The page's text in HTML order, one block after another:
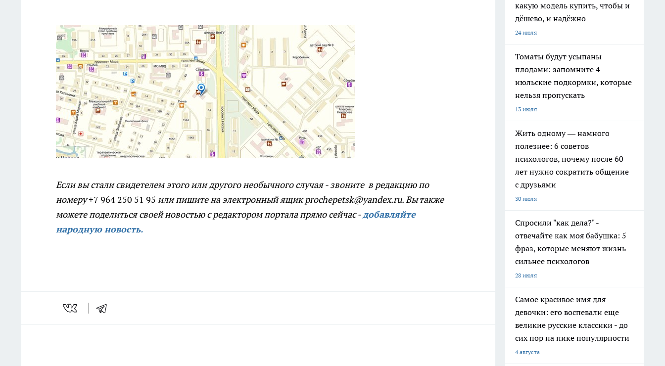
Если вы стали свидетелем этого или другого необычного случая - звоните в редакцию по
номеру+7 964 250 51 95 или пишите на электронный ящик prochepetsk@yandex.ru. Вы также
можете поделиться своей новостью с редактором портала прямо сейчас -добавляйте
народную новость.
какую модель купить, чтобы и
дёшево, и надёжно
24 июля
Томаты будут усыпаны
плодами: запомните 4
июльские подкормки, которые
нельзя пропускать
13 июля
Жить одному — намного
полезнее: 6 советов
психологов, почему после 60
лет нужно сократить общение
с друзьями
30 июля
Спросили "как дела?" -
отвечайте как моя бабушка: 5
фраз, которые меняют жизнь
сильнее психологов
28 июля
Самое красивое имя для
девочки: его воспевали еще
великие русские классики - до
сих пор на пике популярности
4 августа